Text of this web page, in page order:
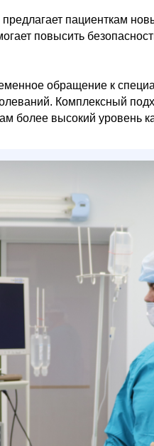
пациенткам
повысить
обращение к
Комплексный
более высокий уровень